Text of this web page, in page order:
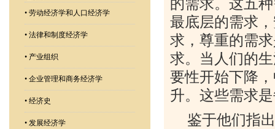
• 劳动经济学和人口经济学
• 法律和制度经济学
• 产业组织
• 企业管理和商务经济学
• 经济史
• 发展经济学
最底层的需求
求，尊重的需
求。当人们的
要性开始下降
升。这些需求
鉴于他们指